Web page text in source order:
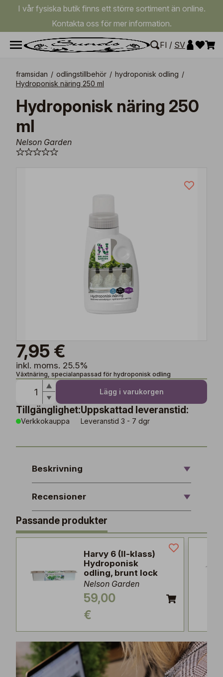
I vår fysiska butik finns ett större sortiment än online.
Kontakta oss för mer information.
FI / SV
framsidan / odlingstillbehör / hydroponisk odling /
Hydroponisk näring 250 ml
Hydroponisk näring 250
ml
Nelson Garden
7,95 €
inkl. moms. 25.5%
Växtnäring, specialanpassad för hydroponisk odling
Lägg i varukorgen
Tillgänglighet:
Verkkokauppa
Uppskattad leveranstid:
Leveranstid 3 - 7 dgr
Beskrivning
Recensioner
Passande produkter
Harvy 6 (II-klass)
Hydroponisk
odling, brunt lock
Nelson Garden
59,00
€